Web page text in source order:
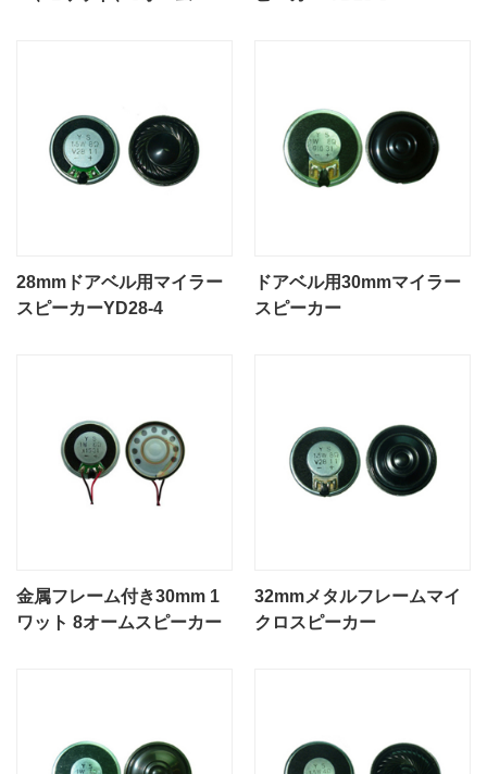
28mmドアベル用マイラー
スピーカーYD28-4
ドアベル用30mmマイラー
スピーカー
金属フレーム付き30mm 1
ワット 8オームスピーカー
32mmメタルフレームマイ
クロスピーカー